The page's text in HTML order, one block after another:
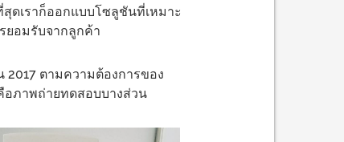
ดเราก็ออกแบบโซลูชันที่เหมาะ
ยอมรับจากลูกค้า
2017 ตามความต้องการของ
อภาพถ่ายทดสอบบางส่วน